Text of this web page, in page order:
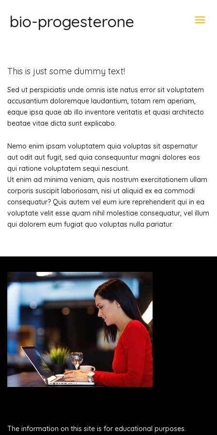
bio-progesterone
This is just some dummy text!
Sed ut perspiciatis unde omnis iste natus error sit voluptatem
accusantium doloremque laudantium, totam rem aperiam,
eaque ipsa quae ab illo inventore veritatis et quasi architecto
beatae vitae dicta sunt explicabo.
Nemo enim ipsam voluptatem quia voluptas sit aspernatur
aut odit aut fugit, sed quia consequuntur magni dolores eos
qui ratione voluptatem sequi nesciunt.
Ut enim ad minima veniam, quis nostrum exercitationem ullam
corporis suscipit laboriosam, nisi ut aliquid ex ea commodi
consequatur? Quis autem vel eum iure reprehenderit qui in ea
voluptate velit esse quam nihil molestiae consequatur, vel illum
qui dolorem eum fugiat quo voluptas nulla pariatur.
The information on this site is for educational purposes.